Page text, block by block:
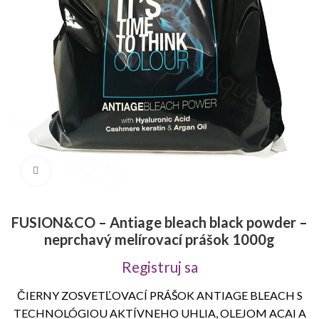
FUSION&CO – Antiage bleach black powder –
neprchavý melírovací prášok 1000g
Registruj sa
ČIERNY ZOSVETĽOVACÍ PRÁŠOK ANTIAGE BLEACH S
TECHNOLÓGIOU AKTÍVNEHO UHLIA, OLEJOM ACAI A